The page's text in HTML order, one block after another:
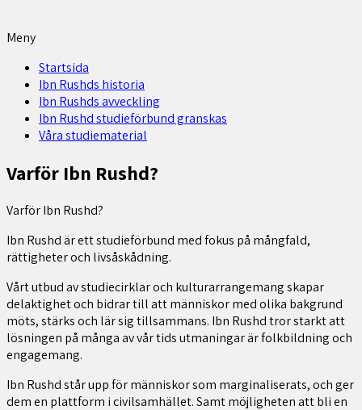
Meny
Startsida
Ibn Rushds historia
Ibn Rushds avveckling
Ibn Rushd studieförbund granskas​
Våra studiematerial
Varför Ibn Rushd?
Varför Ibn Rushd?
Ibn Rushdär ett studieförbund med fokus på mångfald,
rättigheter och livsåskådning.
Vårt utbud av studiecirklar och kulturarrangemang skapar
delaktighet och bidrar till att människor med olika bakgrund
möts, stärks och lär sig tillsammans. Ibn Rushd tror starkt att
lösningen på många av vår tids utmaningar är folkbildning och
engagemang.
Ibn Rushd står upp för människor som marginaliserats, och ger
dem en plattform i civilsamhället. Samt möjligheten att bli en